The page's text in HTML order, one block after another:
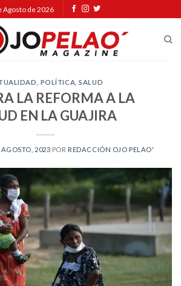
Agosto de 2026
POLÍTICA ,SALUD
LA REFORMA A LA
EN LA GUAJIRA
AGOSTO, 2023 POR REDACCIÓN OJO PELAO'